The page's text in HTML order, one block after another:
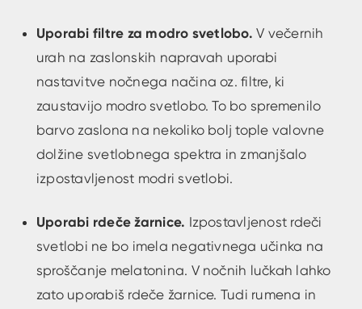
Uporabi filtre za modro svetlobo. V večernih
urah na zaslonskih napravah uporabi
nastavitve nočnega načina oz. filtre, ki
zaustavijo modro svetlobo. To bo spremenilo
barvo zaslona na nekoliko bolj tople valovne
dolžine svetlobnega spektra in zmanjšalo
izpostavljenost modri svetlobi.
Uporabi rdeče žarnice. Izpostavljenost rdeči
svetlobi ne bo imela negativnega učinka na
sproščanje melatonina. V nočnih lučkah lahko
zato uporabiš rdeče žarnice. Tudi rumena in